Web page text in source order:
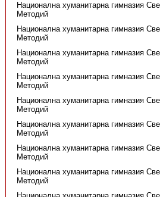
Национална хуманитарна гимназия
Методий
Национална хуманитарна гимназия
Методий
Национална хуманитарна гимназия
Методий
Национална хуманитарна гимназия
Методий
Национална хуманитарна гимназия
Методий
Национална хуманитарна гимназия
Методий
Национална хуманитарна гимназия
Методий
Национална хуманитарна гимназия
Методий